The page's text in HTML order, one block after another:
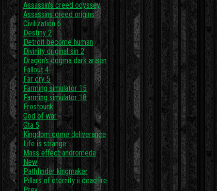
Assassin's creed odyssey
Assassins creed origins
Civilization 6
Destiny 2
Detroit become human
Divinity original sin 2
Dragon's dogma dark arisen
Fallout 4
Far cry 5
Farming simulator 15
Farming simulator 18
Frostpunk
God of war
Gta 5
Kingdom come deliverance
Life is strange
Mass effect andromeda
New
Pathfinder kingmaker
Pillars of eternity ii deadfire